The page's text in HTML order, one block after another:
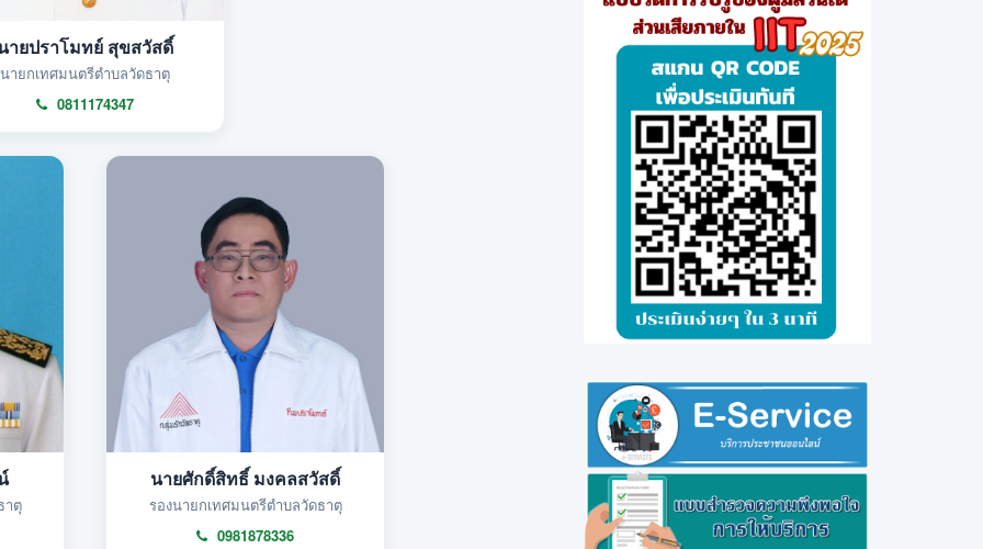
ายปราโมทย์ สุขสวัสดิ์
นายกเทศมนตรีตำบลวัดธาตุ
0811174347
าตุ
นายศักดิ์สิทธิ์ มงคลสวัสดิ์
รองนายกเทศมนตรีตำบลวัดธาตุ
0981878336